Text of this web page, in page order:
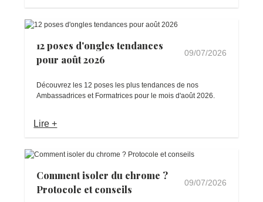
12 poses d'ongles tendances
pour août 2026
09/07/2026
Découvrez les 12 poses les plus tendances de nos
Ambassadrices et Formatrices pour le mois d'août 2026.
Lire +
Comment isoler du chrome ?
Protocole et conseils
09/07/2026